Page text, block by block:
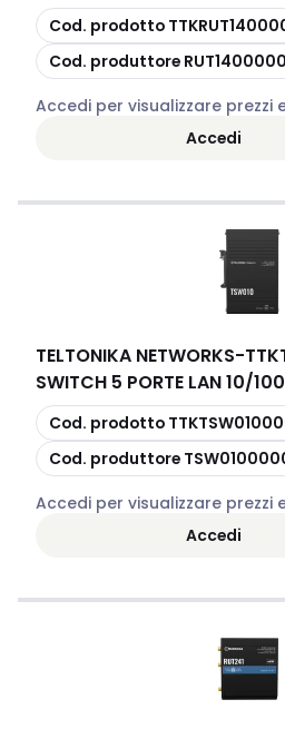
copia
Cod. prodotto
copia
Cod. produttore
Accedi per visualizzare prezzi
Accedi
TELTONIKA NETWORKS-
SWITCH 5 PORTE LAN 10/
copia
Cod. prodotto
copia
Cod. produttore
Accedi per visualizzare prezzi
Accedi